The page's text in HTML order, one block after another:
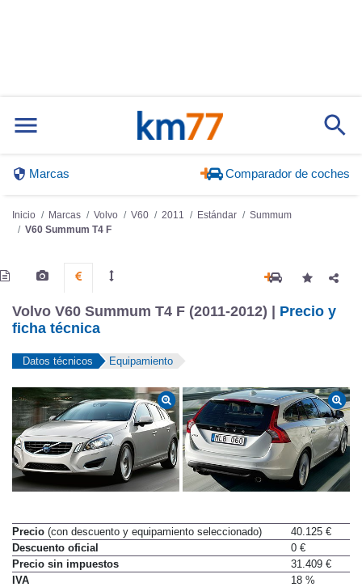
Marcas Comparador de coches
Inicio Marcas Volvo V60 2011 Estándar
Summum
V60 Summum T4 F
Volvo V60 Summum T4 F (2011-2012) | Precio y
ficha técnica
Datos técnicos Equipamiento
Precio (con descuento y equipamiento seleccionado)
40.125 €
Descuento oficial
0 €
Precio sin impuestos
31.409 €
IVA
18 %